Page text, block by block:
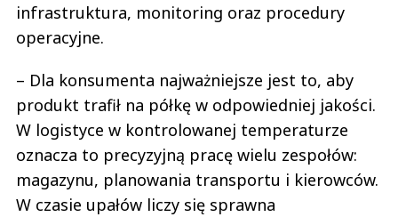
infrastruktura, monitoring oraz procedury
operacyjne.
– Dla konsumenta najważniejsze jest to, aby
produkt trafił na półkę w odpowiedniej jakości.
W logistyce w kontrolowanej temperaturze
oznacza to precyzyjną pracę wielu zespołów:
magazynu, planowania transportu i kierowców.
W czasie upałów liczy się sprawna